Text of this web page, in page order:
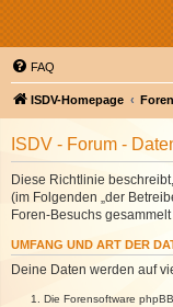
FAQ
ISDV-Homepage Foren
ISDV - Forum -
Diese Richtlinie
(im Folgenden „der
Foren-Besuchs
UMFANG UND ART DER
Deine Daten werden auf
Die Forensoftware